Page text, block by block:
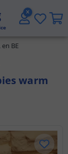
BE
huis warm